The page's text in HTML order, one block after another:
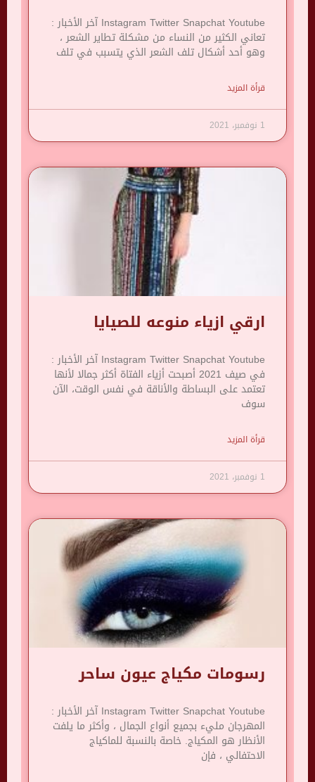
Instagram Twitter Snapchat Youtube آخر الأخبار :
تعاني الكثير من النساء من مشكلة تطاير الشعر ،
وهو أحد أشكال تلف الشعر الذي يتسبب في تلف
قرأة المزيد
1 نوفمبر، 2021
ارقي ازياء منوعه للصيايا
Instagram Twitter Snapchat Youtube آخر الأخبار :
في صيف 2021 أصبحت أزياء الفتاة أكثر جمالا لأنها
تعتمد على البساطة والأناقة في نفس الوقت، الآن
سوف
قرأة المزيد
1 نوفمبر، 2021
رسومات مكياج عيون ساحر
Instagram Twitter Snapchat Youtube آخر الأخبار :
المهرجان مليء بجميع أنواع الجمال ، وأكثر ما يلفت
الأنظار هو المكياج. خاصة بالنسبة للماكياج
الاحتفالي ، فإن